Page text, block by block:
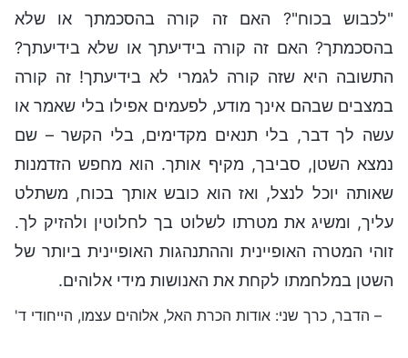
"לכבוש בכוח"? האם זה קורה בהסכמתך או שלא
בהסכמתך? האם זה קורה בידיעתך או שלא בידיעתך?
התשובה היא שזה קורה לגמרי לא בידיעתך! זה קורה
במצבים שבהם אינך מודע, לפעמים אפילו בלי שאמר או
עשה לך דבר, בלי תנאים מקדימים, בלי הקשר – שם
נמצא השטן, סביבך, מקיף אותך. הוא מחפש הזדמנות
שאותה יוכל לנצל, ואז הוא כובש אותך בכוח, משתלט
עליך, ומשיג את מטרתו לשלוט בך לחלוטין ולהזיק לך.
זוהי המטרה האופיינית וההתנהגות האופיינית ביותר של
השטן במלחמתו לקחת את האנושות מידי אלוהים.
– הדבר, כרך שני: אודות הכרת האל, אלוהים עצמו, הייחודי ד'